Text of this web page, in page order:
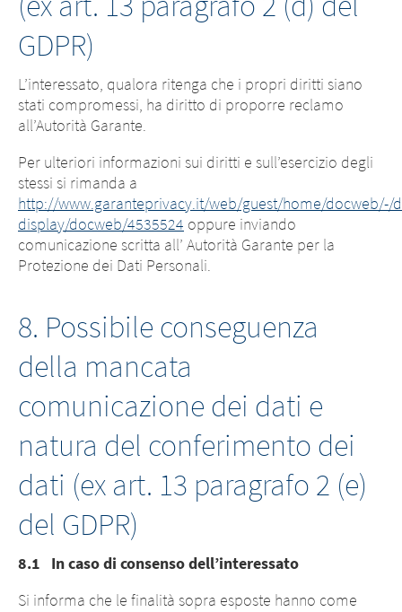
GDPR)
L’interessato, qualora ritenga che i propri diritti siano
stati compromessi, ha diritto di proporre reclamo
all’Autorità Garante.
Per ulteriori informazioni sui diritti e sull’esercizio degli
stessi si rimanda a
http://www.garanteprivacy.it/web/guest/home/docweb/-/
display/docweb/4535524 oppure inviando
comunicazione scritta all’ Autorità Garante per la
Protezione dei Dati Personali.
8. Possibile conseguenza
della mancata
comunicazione dei dati e
natura del conferimento dei
dati (ex art. 13 paragrafo 2 (e)
del GDPR)
8.1 In caso di consenso dell’interessato
Si informa che le finalità sopra esposte hanno come